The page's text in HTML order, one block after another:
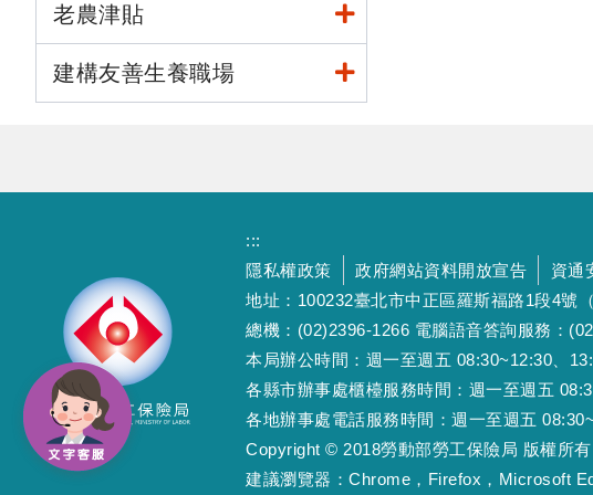
老農津貼
建構友善生養職場
:::
隱私權政策
政府網站資料開放宣告 資通
地址：100232臺北市中正區羅斯福路1段4號（
總機：(02)2396-1266 電腦語音答詢服務：
本局辦公時間：週一至週五 08:30~12:30、
各縣市辦事處櫃檯服務時間：週一至週五
各地辦事處電話服務時間：週一至週五
Copyright © 2018勞動部勞工保險局 版權所有
建議瀏覽器：Chrome，Firefox，Microsoft